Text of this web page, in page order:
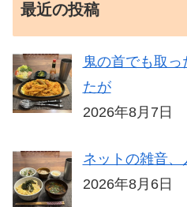
最近の投稿
鬼の首でも取
たが
2026年8月7日
ネットの雑音
2026年8月6日